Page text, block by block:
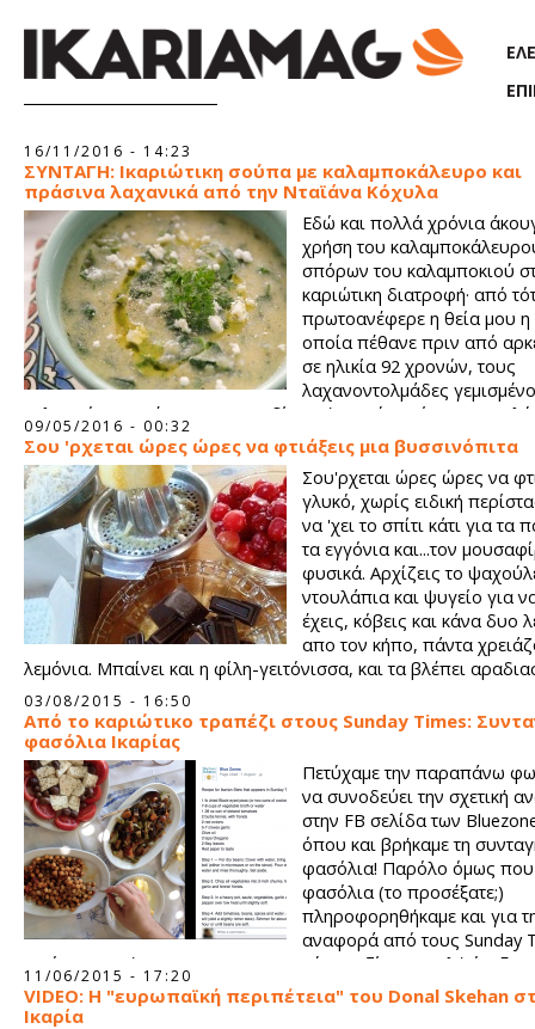
16/11/2016 - 14:23
ΣΥΝΤΑΓΗ: Ικαριώτικη σούπα με καλαμποκάλευρο και
πράσινα λαχανικά από την Νταϊάνα Κόχυλα
Εδώ και πολλά χρόνια
χρήση του
σπόρων του καλαμποκιού
καριώτικη διατροφή· από
πρωτοανέφερε η θεία μου
οποία πέθανε πριν από
σε ηλικία 92 χρονών, τους
λαχανοντολμάδες
καλαμπόκι που έτρωγε ως παιδί. Αυτή η σούπα είναι μια
συνταγή και ένα χαρακτηριστικό παράδειγμα των
αληθινών, χορτοφαγικών τροφών που αποτελούν τη βάση της
διατροφής.
09/05/2016 - 00:32
Σου 'ρχεται ώρες ώρες να φτιάξεις μια βυσσινόπιτα
Σου'ρχεται ώρες ώρες να
γλυκό, χωρίς ειδική
να 'χει το σπίτι κάτι για τα
τα εγγόνια και...τον
φυσικά. Αρχίζεις το
ντουλάπια και ψυγείο για
έχεις, κόβεις και κάνα δυο
απο τον κήπο, πάντα
λεμόνια. Μπαίνει και η φίλη-γειτόνισσα, και τα βλέπει
πανω στο τραπέζι. Ενθουσιάζεται. Τι κι αν μόνη το βαριέται
με παρέα όλα αλλάζουν, με παρέα όλα ειν' ωραία.
03/08/2015 - 16:50
Από το καριώτικο τραπέζι στους Sunday Times:
φασόλια Ικαρίας
Πετύχαμε την παραπάνω
να συνοδεύει την σχετική
στην FB σελίδα των
όπου και βρήκαμε τη
φασόλια! Παρόλο όμως που
φασόλια (το προσέξατε;)
πληροφορηθήκαμε και για
αναφορά από τους Sunday
Οπότε σκεφτήκαμε να την μοιραστούμε μαζί σας! Καλή όρεξη!
μετάφραση είναι του ikariamag.gr.
11/06/2015 - 17:20
VIDEO: Η "ευρωπαϊκή περιπέτεια" του Donal Skehan
Ικαρία